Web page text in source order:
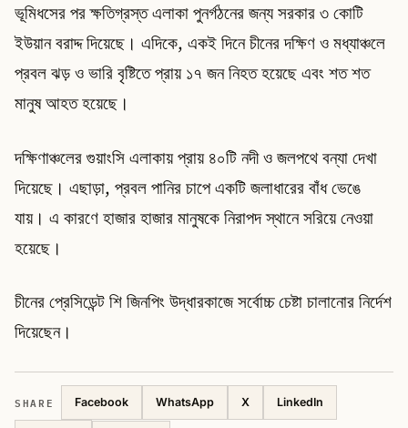
ভূমিধসের পর ক্ষতিগ্রস্ত এলাকা পুনর্গঠনের জন্য সরকার ৩ কোটি
ইউয়ান বরাদ্দ দিয়েছে। এদিকে, একই দিনে চীনের দক্ষিণ ও মধ্যাঞ্চলে
প্রবল ঝড় ও ভারি বৃষ্টিতে প্রায় ১৭ জন নিহত হয়েছে এবং শত শত
মানুষ আহত হয়েছে।
দক্ষিণাঞ্চলের গুয়াংসি এলাকায় প্রায় ৪০টি নদী ও জলপথে বন্যা দেখা
দিয়েছে। এছাড়া, প্রবল পানির চাপে একটি জলাধারের বাঁধ ভেঙে
যায়। এ কারণে হাজার হাজার মানুষকে নিরাপদ স্থানে সরিয়ে নেওয়া
হয়েছে।
চীনের প্রেসিডেন্ট শি জিনপিং উদ্ধারকাজে সর্বোচ্চ চেষ্টা চালানোর নির্দেশ
দিয়েছেন।
SHARE Facebook WhatsApp X LinkedIn